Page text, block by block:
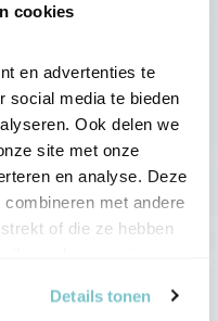
cookies
en advertenties te
social media te bieden
Ook delen we
site met onze
en analyse. Deze
met andere
of die ze hebben
Details tonen